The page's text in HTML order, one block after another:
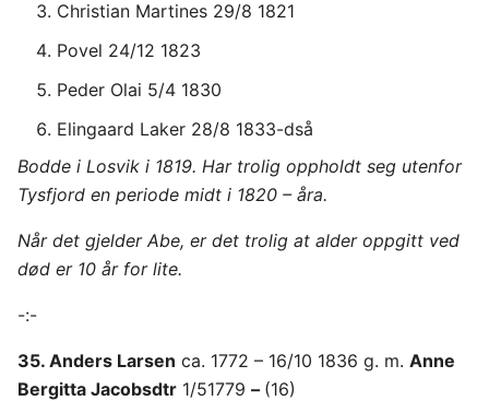
Christian Martines 29/8 1821
Povel 24/12 1823
Peder Olai 5/4 1830
Elingaard Laker 28/8 1833-dså
Bodde i Losvik i 1819. Har trolig oppholdt seg utenfor
Tysfjord en periode midt i 1820 – åra.
Når det gjelder Abe, er det trolig at alder oppgitt ved
død er 10 år for lite.
-:-
35. Anders Larsen ca. 1772 – 16/10 1836 g. m. Anne
Bergitta Jacobsdtr 1/51779 – (16)